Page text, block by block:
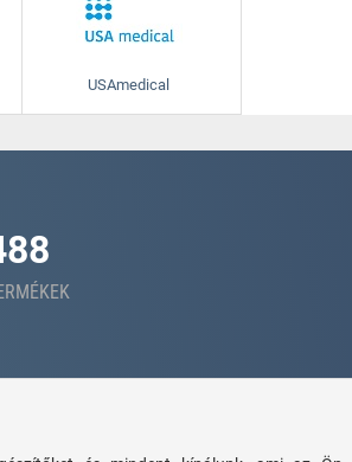
USAmedical